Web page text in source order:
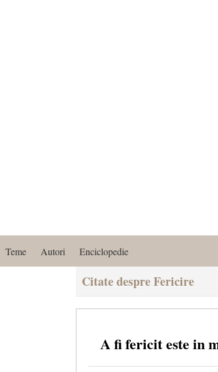
Teme Autori Enciclopedie
Citate despre Fericire
A fi fericit este in